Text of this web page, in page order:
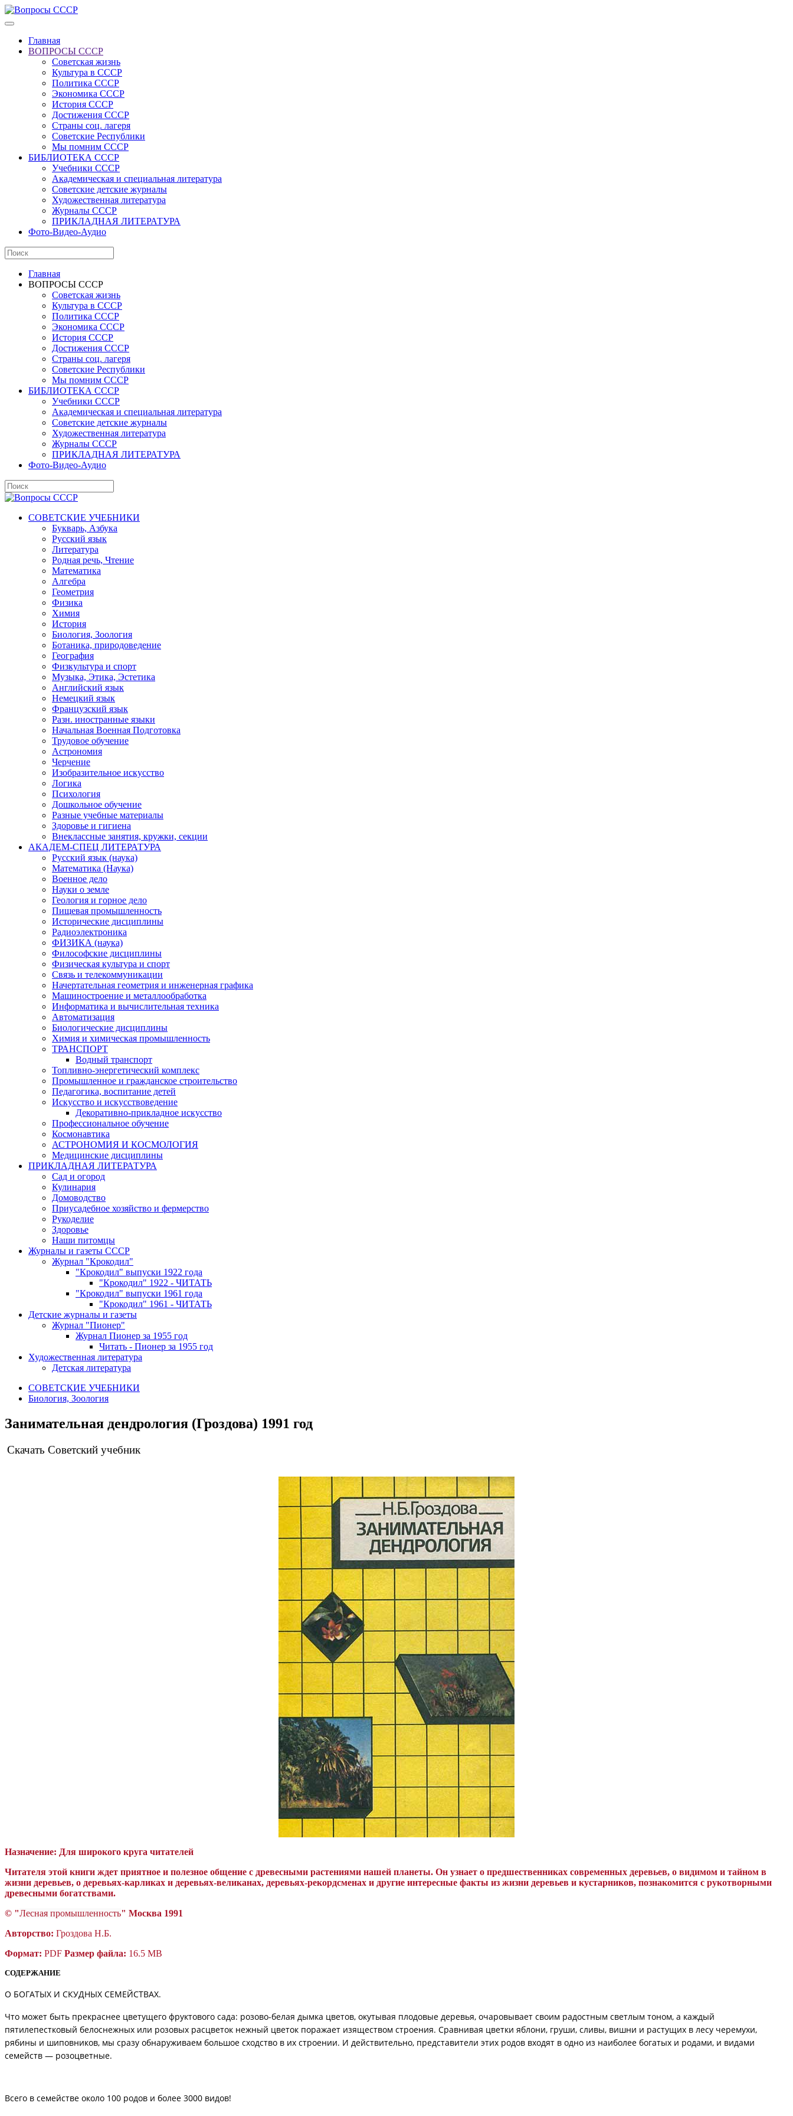
Главная
ВОПРОСЫ СССР
Советская жизнь
Культура в СССР
Политика СССР
Экономика СССР
История СССР
Достижения СССР
Страны соц. лагеря
Советские Республики
Мы помним СССР
БИБЛИОТЕКА СССР
Учебники СССР
Академическая и специальная литература
Советские детские журналы
Художественная литература
Журналы СССР
ПРИКЛАДНАЯ ЛИТЕРАТУРА
Фото-Видео-Аудио
Главная
ВОПРОСЫ СССР
Советская жизнь
Культура в СССР
Политика СССР
Экономика СССР
История СССР
Достижения СССР
Страны соц. лагеря
Советские Республики
Мы помним СССР
БИБЛИОТЕКА СССР
Учебники СССР
Академическая и специальная литература
Советские детские журналы
Художественная литература
Журналы СССР
ПРИКЛАДНАЯ ЛИТЕРАТУРА
Фото-Видео-Аудио
СОВЕТСКИЕ УЧЕБНИКИ
Букварь, Азбука
Русский язык
Литература
Родная речь, Чтение
Математика
Алгебра
Геометрия
Физика
Химия
История
Биология, Зоология
Ботаника, природоведение
География
Физкультура и спорт
Музыка, Этика, Эстетика
Английский язык
Немецкий язык
Французский язык
Разн. иностранные языки
Начальная Военная Подготовка
Трудовое обучение
Астрономия
Черчение
Изобразительное искусство
Логика
Психология
Дошкольное обучение
Разные учебные материалы
Здоровье и гигиена
Внеклассные занятия, кружки, секции
АКАДЕМ-СПЕЦ ЛИТЕРАТУРА
Русский язык (наука)
Математика (Наука)
Военное дело
Науки о земле
Геология и горное дело
Пищевая промышленность
Исторические дисциплины
Радиоэлектроника
ФИЗИКА (наука)
Философские дисциплины
Физическая культура и спорт
Связь и телекоммуникации
Начертательная геометрия и инженерная графика
Машиностроение и металлообработка
Информатика и вычислительная техника
Автоматизация
Биологические дисциплины
Химия и химическая промышленность
ТРАНСПОРТ
Водный транспорт
Топливно-энергетический комплекс
Промышленное и гражданское строительство
Педагогика, воспитание детей
Искусство и искусствоведение
Декоративно-прикладное искусство
Профессиональное обучение
Космонавтика
АСТРОНОМИЯ И КОСМОЛОГИЯ
Медицинские дисциплины
ПРИКЛАДНАЯ ЛИТЕРАТУРА
Сад и огород
Кулинария
Домоводство
Приусадебное хозяйство и фермерство
Рукоделие
Здоровье
Наши питомцы
Журналы и газеты СССР
Журнал "Крокодил"
"Крокодил" выпуски 1922 года
"Крокодил" 1922 - ЧИТАТЬ
"Крокодил" выпуски 1961 года
"Крокодил" 1961 - ЧИТАТЬ
Детские журналы и газеты
Журнал "Пионер"
Журнал Пионер за 1955 год
Читать - Пионер за 1955 год
Художественная литература
Детская литература
СОВЕТСКИЕ УЧЕБНИКИ
Биология, Зоология
Занимательная дендрология (Гроздова) 1991 год
Скачать Советский учебник
Назначение: Для широкого круга читателей
Читателя этой книги ждет приятное и полезное общение с древесными растениями нашей планеты. Он узнает о предшественниках современных деревьев, о видимом и тайном в
жизни деревьев, о деревьях-карликах и деревьях-великанах, деревьях-рекордсменах и другие интересные факты из жизни деревьев и кустарников, познакомится с рукотворными
древесными богатствами.
© "Лесная промышленность" Москва 1991
Авторство: Гроздова Н.Б.
Формат: PDF Размер файла: 16.5 MB
СОДЕРЖАНИЕ
О БОГАТЫХ И СКУДНЫХ СЕМЕЙСТВАХ.
Что может быть прекраснее цветущего фруктового сада: розово-белая дымка цветов, окутывая плодовые деревья, очаровывает своим радостным светлым тоном, а каждый
пятилепестковый белоснежных или розовых расцветок нежный цветок поражает изяществом строения. Сравнивая цветки яблони, груши, сливы, вишни и растущих в лесу черемухи,
рябины и шиповников, мы сразу обнаруживаем большое сходство в их строении. И действительно, представители этих родов входят в одно из наиболее богатых и родами, и видами
семейств — розоцветные.
Всего в семействе около 100 родов и более 3000 видов!